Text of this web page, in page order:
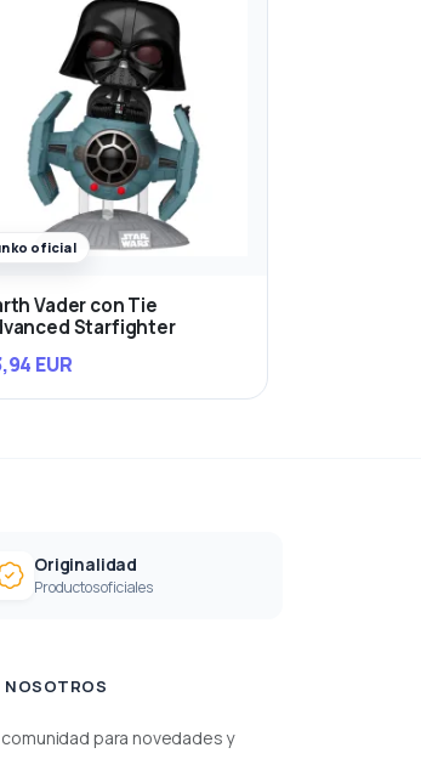
oficial
Vader con Tie
Starfighter
EUR
Originalidad
Productos oficiales
para novedades y